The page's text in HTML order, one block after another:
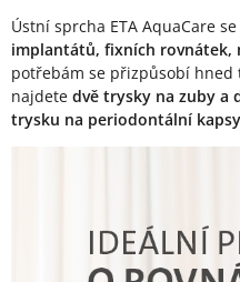
Ústní sprcha ETA AquaCare
implantátů, fixních rovnátek,
potřebám se přizpůsobí hned
najdete dvě trysky na zuby a
trysku na periodontální kapsy